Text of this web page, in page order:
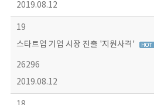
2019.08.12
19
스타트업 기업 시장 진출 '지원사격'
26296
2019.08.12